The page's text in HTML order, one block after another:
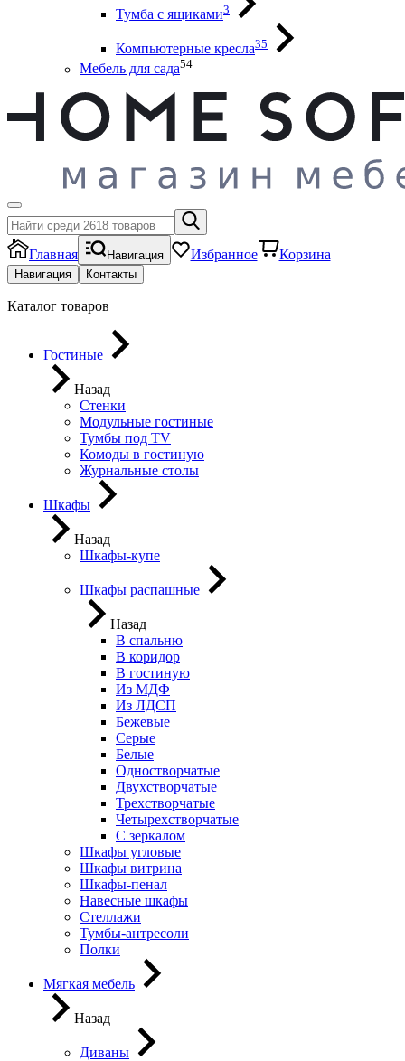
Тумба с ящиками3
Компьютерные кресла35
Мебель для сада54
Главная Навигация Избранное Корзина
Навигация Контакты
Каталог товаров
Гостиные
Назад
Стенки
Модульные гостиные
Тумбы под ТV
Комоды в гостиную
Журнальные столы
Шкафы
Назад
Шкафы-купе
Шкафы распашные
Назад
В спальню
В коридор
В гостиную
Из МДФ
Из ЛДСП
Бежевые
Серые
Белые
Одностворчатые
Двухстворчатые
Трехстворчатые
Четырехстворчатые
С зеркалом
Шкафы угловые
Шкафы витрина
Шкафы-пенал
Навесные шкафы
Стеллажи
Тумбы-антресоли
Полки
Мягкая мебель
Назад
Диваны